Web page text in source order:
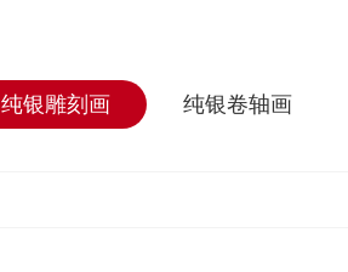
纯银雕刻画 纯银卷轴画